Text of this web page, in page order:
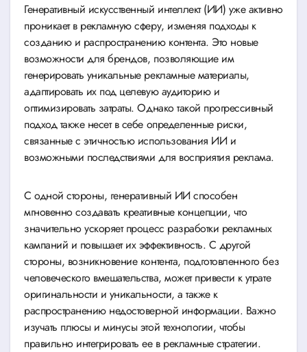
Генеративный искусственный интеллект (ИИ) уже активно
проникает в рекламную сферу, изменяя подходы к
созданию и распространению контента. Это новые
возможности для брендов, позволяющие им
генерировать уникальные рекламные материалы,
адаптировать их под целевую аудиторию и
оптимизировать затраты. Однако такой прогрессивный
подход также несет в себе определенные риски,
связанные с этичностью использования ИИ и
возможными последствиями для восприятия реклама.
С одной стороны, генеративный ИИ способен
мгновенно создавать креативные концепции, что
значительно ускоряет процесс разработки рекламных
кампаний и повышает их эффективность. С другой
стороны, возникновение контента, подготовленного без
человеческого вмешательства, может привести к утрате
оригинальности и уникальности, а также к
распространению недостоверной информации. Важно
изучать плюсы и минусы этой технологии, чтобы
правильно интегрировать ее в рекламные стратегии.